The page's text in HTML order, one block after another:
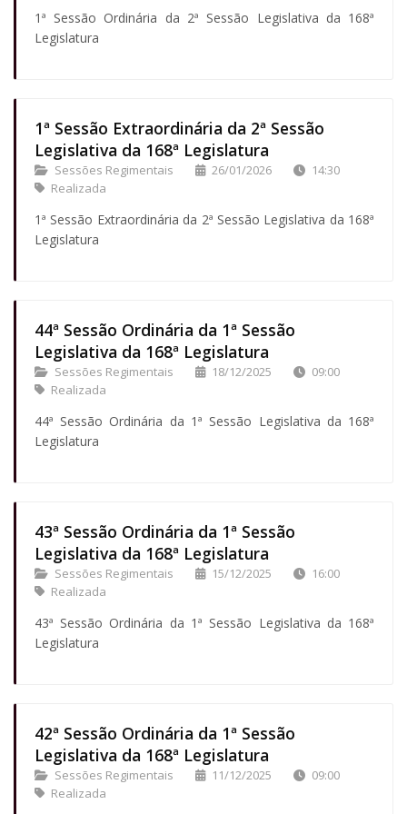
1ª Sessão Ordinária da 2ª Sessão Legislativa da 168ª
Legislatura
1ª Sessão Extraordinária da 2ª Sessão
Legislativa da 168ª Legislatura
Sessões Regimentais 26/01/2026
14:30
Realizada
1ª Sessão Extraordinária da 2ª Sessão Legislativa da 168ª
Legislatura
44ª Sessão Ordinária da 1ª Sessão
Legislativa da 168ª Legislatura
Sessões Regimentais 18/12/2025
09:00
Realizada
44ª Sessão Ordinária da 1ª Sessão Legislativa da 168ª
Legislatura
43ª Sessão Ordinária da 1ª Sessão
Legislativa da 168ª Legislatura
Sessões Regimentais 15/12/2025
16:00
Realizada
43ª Sessão Ordinária da 1ª Sessão Legislativa da 168ª
Legislatura
42ª Sessão Ordinária da 1ª Sessão
Legislativa da 168ª Legislatura
Sessões Regimentais 11/12/2025
09:00
Realizada